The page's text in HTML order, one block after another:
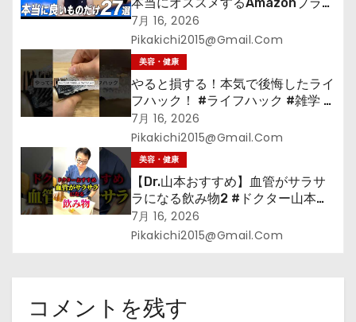
ムデーセールで買うべきもの
7月 16, 2026
Pikakichi2015@gmail.com
美容・健康
やると損する！本気で後悔したライ
フハック！ #ライフハック #雑学 #
裏技 #shorts #海外
7月 16, 2026
Pikakichi2015@gmail.com
美容・健康
【Dr.山本おすすめ】血管がサラサ
ラになる飲み物2 #ドクター山本
#Dr.山本#緑茶
7月 16, 2026
Pikakichi2015@gmail.com
コメントを残す